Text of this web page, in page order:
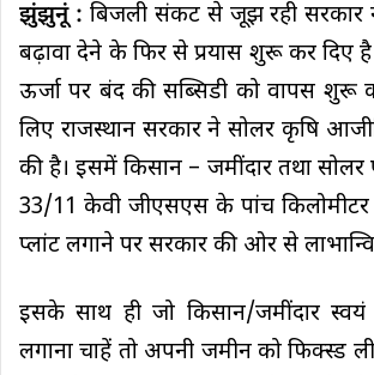
झुंझुनूं : बिजली संकट से जूझ रही सरकार
बढ़ावा देने के फिर से प्रयास शुरू कर दिए
ऊर्जा पर बंद की सब्सिडी को वापस शुरू
लिए राजस्थान सरकार ने सोलर कृषि
की है। इसमें किसान – जमींदार तथा सोलर
33/11 केवी जीएसएस के पांच
प्लांट लगाने पर सरकार की ओर से
इसके साथ ही जो किसान/जमींदार स्वयं
लगाना चाहें तो अपनी जमीन को फिक्स्ड